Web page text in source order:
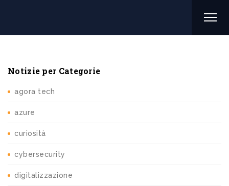
Notizie per Categorie
agora tech
azure
curiosità
cybersecurity
digitalizzazione